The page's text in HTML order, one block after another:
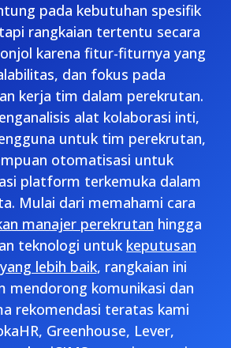
pada kebutuhan spesifik
rangkaian tertentu secara
karena fitur-fiturnya yang
dan fokus pada
kerja tim dalam perekrutan.
alat kolaborasi inti,
untuk tim perekrutan,
otomatisasi untuk
platform terkemuka dalam
Mulai dari memahami cara
manajer perekrutan hingga
teknologi untuk keputusan
lebih baik, rangkaian ini
mendorong komunikasi dan
rekomendasi teratas kami
Greenhouse, Lever,